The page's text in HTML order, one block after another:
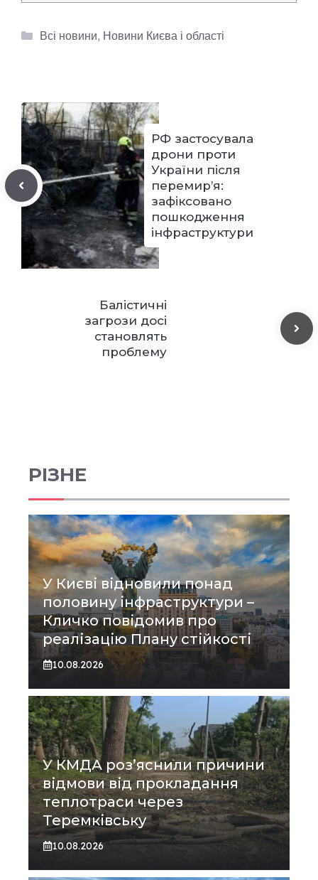
Категорії
Всі новини, Новини Києва і області
РФ застосувала
дрони проти
України після
перемир’я:
зафіксовано
пошкодження
інфраструктури
Балістичні
загрози досі
становлять
проблему
РІЗНЕ
У Києві відновили понад
половину інфраструктури –
Кличко повідомив про
реалізацію Плану стійкості
10.08.2026
У КМДА роз’яснили причини
відмови від прокладання
теплотраси через
Теремківську
10.08.2026